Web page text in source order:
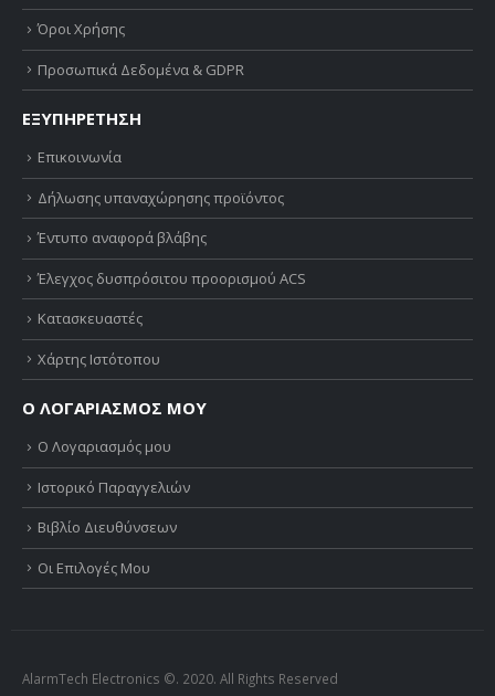
Όροι Χρήσης
Προσωπικά Δεδομένα & GDPR
ΕΞΥΠΗΡΕΤΗΣΗ
Επικοινωνία
Δήλωσης υπαναχώρησης προϊόντος
Έντυπο αναφορά βλάβης
Έλεγχος δυσπρόσιτου προορισμού ACS
Κατασκευαστές
Χάρτης Ιστότοπου
Ο ΛΟΓΑΡΙΑΣΜΟΣ ΜΟΥ
Ο Λογαριασμός μου
Ιστορικό Παραγγελιών
Βιβλίο Διευθύνσεων
Οι Επιλογές Μου
AlarmTech Electronics ©. 2020. All Rights Reserved